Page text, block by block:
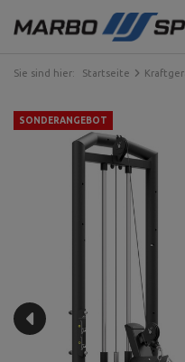
Sie sind hier: Startseite
SONDERANGEBOT